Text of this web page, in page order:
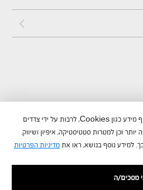
באתר זה נעשה שימוש בטכנולוגיות איסוף מידע כגון Cookies, לרבות על ידי צדדים
וכן למטרות סטטיסטיקה, איפיון ושיווק.
למידע נוסף בנושא, ראו את מדיניות הפרטיות
מסכים/ה